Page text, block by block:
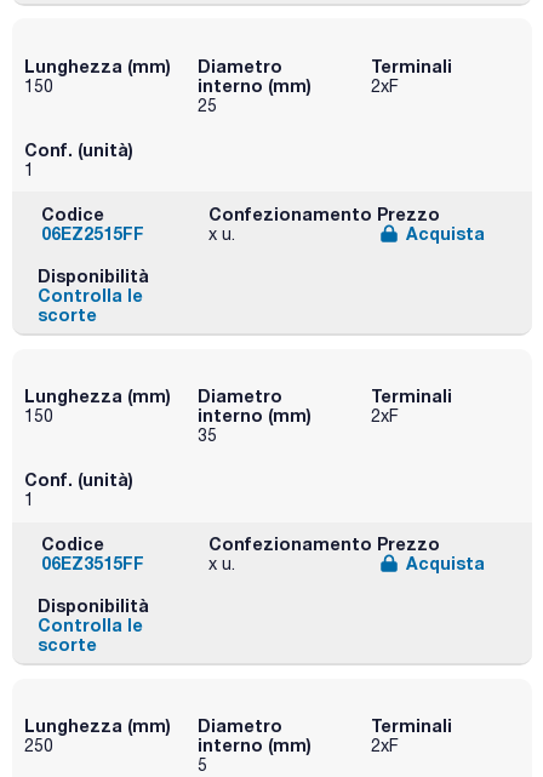
Lunghezza (mm)
150
Diametro
interno (mm)
25
Terminali
2xF
Conf. (unità)
1
Codice
06EZ2515FF
Confezionamento
x u.
Prezzo
Acquista
Disponibilità
Controlla le
scorte
Lunghezza (mm)
150
Diametro
interno (mm)
35
Terminali
2xF
Conf. (unità)
1
Codice
06EZ3515FF
Confezionamento
x u.
Prezzo
Acquista
Disponibilità
Controlla le
scorte
Lunghezza (mm)
250
Diametro
interno (mm)
5
Terminali
2xF